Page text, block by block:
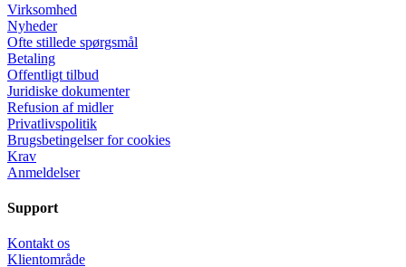
Virksomhed
Nyheder
Ofte stillede spørgsmål
Betaling
Offentligt tilbud
Juridiske dokumenter
Refusion af midler
Privatlivspolitik
Brugsbetingelser for cookies
Krav
Anmeldelser
Support
Kontakt os
Klientområde